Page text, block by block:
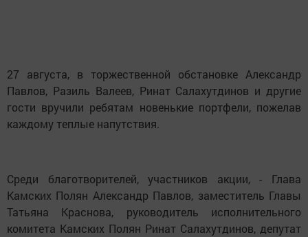
27 августа, в торжественной обстановке Александр
Павлов, Разиль Валеев, Ринат Салахутдинов и другие
гости вручили ребятам новенькие портфели, пожелав
каждому теплые напутствия.
Среди благотворителей, участников акции, - Глава
Камских Полян Александр Павлов, заместитель Главы
Татьяна Краснова, руководитель исполнительного
комитета Камских Полян Ринат Салахутдинов, депутат